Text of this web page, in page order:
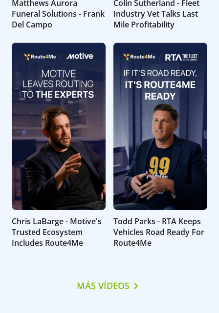
Matthews Aurora
Funeral Solutions - Frank
Del Campo
Colin Sutherland - Fleet
Industry Vet Talks Last
Mile Profitability
Chris LaBarge - Motive's
Trusted Ecosystem
Includes Route4Me
Todd Parks - RTA Keeps
Vehicles Road Ready For
Route4Me
MÁS VÍDEOS